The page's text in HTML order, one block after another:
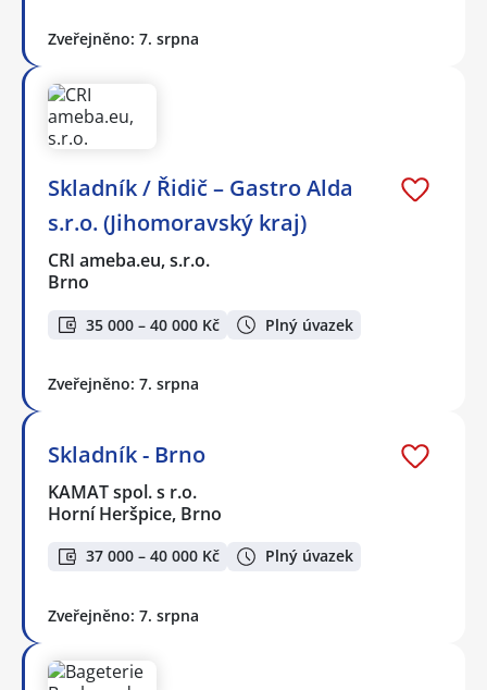
Zveřejněno: 7. srpna
Skladník / Řidič – Gastro Alda
s.r.o. (Jihomoravský kraj)
CRI ameba.eu, s.r.o.
Brno
35 000 – 40 000 Kč Plný úvazek
Zveřejněno: 7. srpna
Skladník - Brno
KAMAT spol. s r.o.
Horní Heršpice, Brno
37 000 – 40 000 Kč Plný úvazek
Zveřejněno: 7. srpna